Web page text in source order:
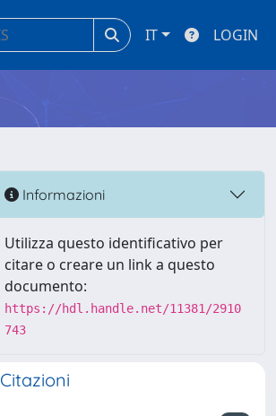
IT LOGIN
Informazioni
Utilizza questo identificativo per
citare o creare un link a questo
documento:
https://hdl.handle.net/11381/2910
743
Citazioni